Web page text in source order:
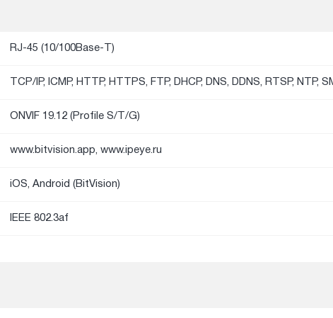
RJ-45 (10/100Base-T)
TCP/IP, ICMP, HTTP, HTTPS, FTP, DHCP, DNS, DDNS, RTSP, NTP,
ONVIF 19.12 (Profile S/T/G)
www.bitvision.app, www.ipeye.ru
iOS, Android (BitVision)
IEEE 802.3af